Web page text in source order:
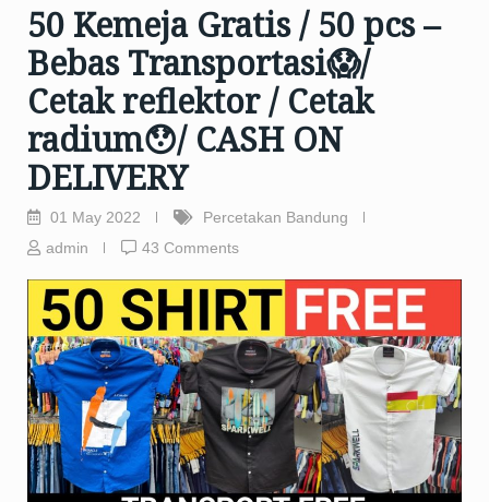
50 Kemeja Gratis / 50 pcs –
Bebas Transportasi😱/
Cetak reflektor / Cetak
radium😯/ CASH ON
DELIVERY
01 May 2022
Percetakan Bandung
admin
43 Comments